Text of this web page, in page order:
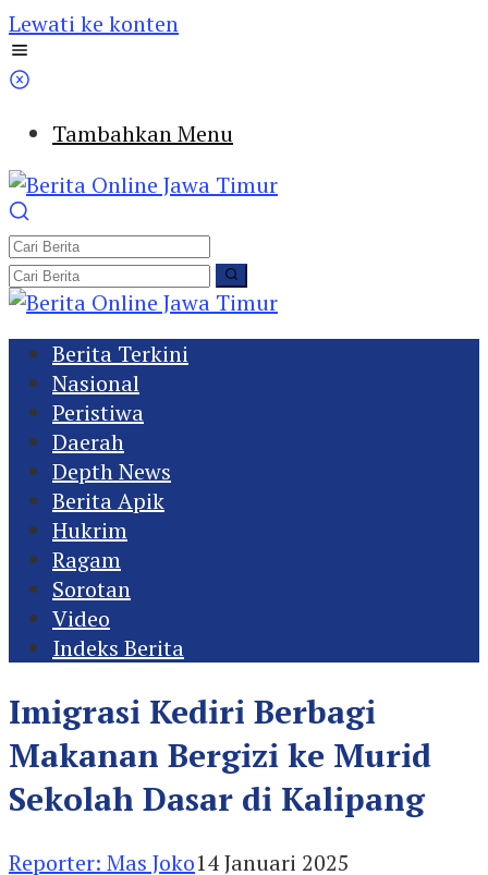
Lewati ke konten
Tambahkan Menu
Berita Terkini
Nasional
Peristiwa
Daerah
Depth News
Berita Apik
Hukrim
Ragam
Sorotan
Video
Indeks Berita
Imigrasi Kediri Berbagi
Makanan Bergizi ke Murid
Sekolah Dasar di Kalipang
Reporter: Mas Joko14 Januari 2025